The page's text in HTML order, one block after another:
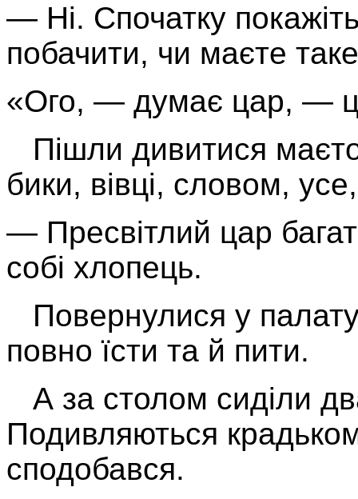
— Ні. Спочатку
побачити, чи маєте
«Ого, — думає цар, —
Пішли дивитися
бики, вівці, словом,
— Пресвітлий цар
собі хлопець.
Повернулися у
повно їсти та й пити.
А за столом сиділи
Подивляються
сподобався.